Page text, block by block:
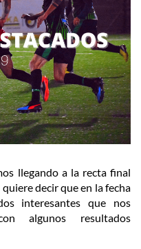
llegando a la recta final
decir que en la fecha
interesantes que nos
algunos resultados